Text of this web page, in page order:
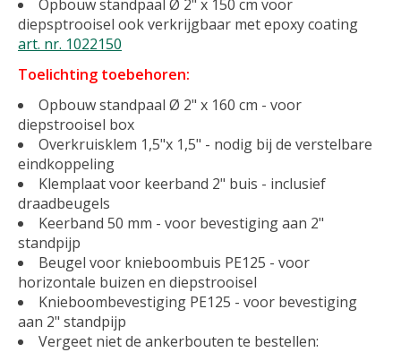
Opbouw standpaal Ø 2" x 150 cm voor
diepsptrooisel ook verkrijgbaar met epoxy coating
art. nr. 1022150
Toelichting toebehoren:
Opbouw standpaal Ø 2" x 160 cm - voor
diepstrooisel box
Overkruisklem 1,5"x 1,5" - nodig bij de verstelbare
eindkoppeling
Klemplaat voor keerband 2" buis - inclusief
draadbeugels
Keerband 50 mm - voor bevestiging aan 2"
standpijp
Beugel voor knieboombuis PE125 - voor
horizontale buizen en diepstrooisel
Knieboombevestiging PE125 - voor bevestiging
aan 2" standpijp
Vergeet niet de ankerbouten te bestellen: